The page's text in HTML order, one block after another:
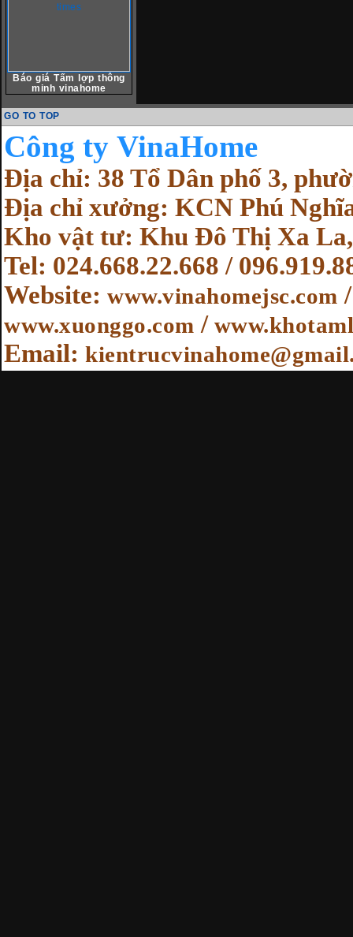
Báo giá Tấm lợp thông
minh vinahome
GO TO TOP
Công ty VinaHome
Địa chỉ: 38 Tổ Dân phố 3,
Địa chỉ xưởng: KCN Phú
Kho vật tư: Khu Đô Thị Xa
Tel: 024.668.22.668 /
Website: www.vinahomejsc.com
www.xuonggo.com /
Email: